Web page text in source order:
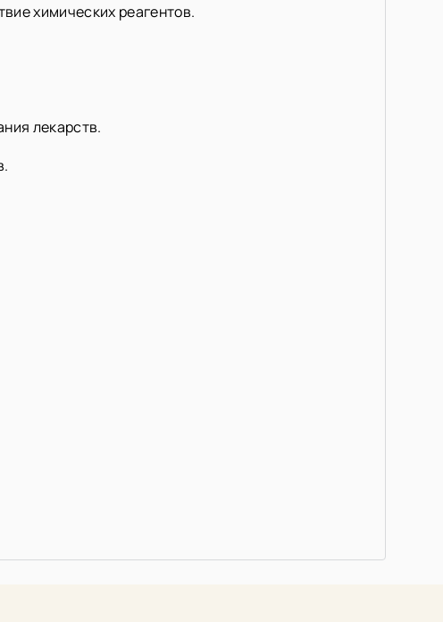
химических реагентов.
лекарств.